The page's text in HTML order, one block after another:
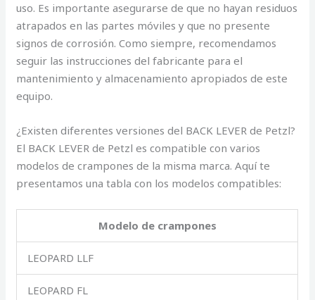
uso. Es importante asegurarse de que no hayan residuos
atrapados en las partes móviles y que no presente
signos de corrosión. Como siempre, recomendamos
seguir las instrucciones del fabricante para el
mantenimiento y almacenamiento apropiados de este
equipo.
¿Existen diferentes versiones del BACK LEVER de Petzl?
El BACK LEVER de Petzl es compatible con varios
modelos de crampones de la misma marca. Aquí te
presentamos una tabla con los modelos compatibles:
Modelo de crampones
LEOPARD LLF
LEOPARD FL